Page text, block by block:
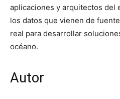
aplicaciones y arquitectos del
los datos que vienen de
real para desarrollar
océano.
Autor